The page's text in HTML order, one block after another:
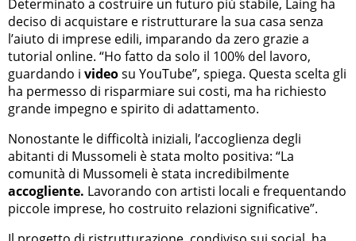
Determinato a costruire un futuro più stabile, Laing ha
deciso di acquistare e ristrutturare la sua casa senza
l’aiuto di imprese edili, imparando da zero grazie a
tutorial online. “Ho fatto da solo il 100% del lavoro,
guardando i videosu YouTube”, spiega. Questa scelta gli
ha permesso di risparmiare sui costi, ma ha richiesto
grande impegno e spirito di adattamento.
Nonostante le difficoltà iniziali, l’accoglienza degli
abitanti di Mussomeli è stata molto positiva: “La
comunità di Mussomeli è stata incredibilmente
accogliente. Lavorando con artisti locali e frequentando
piccole imprese, ho costruito relazioni significative”.